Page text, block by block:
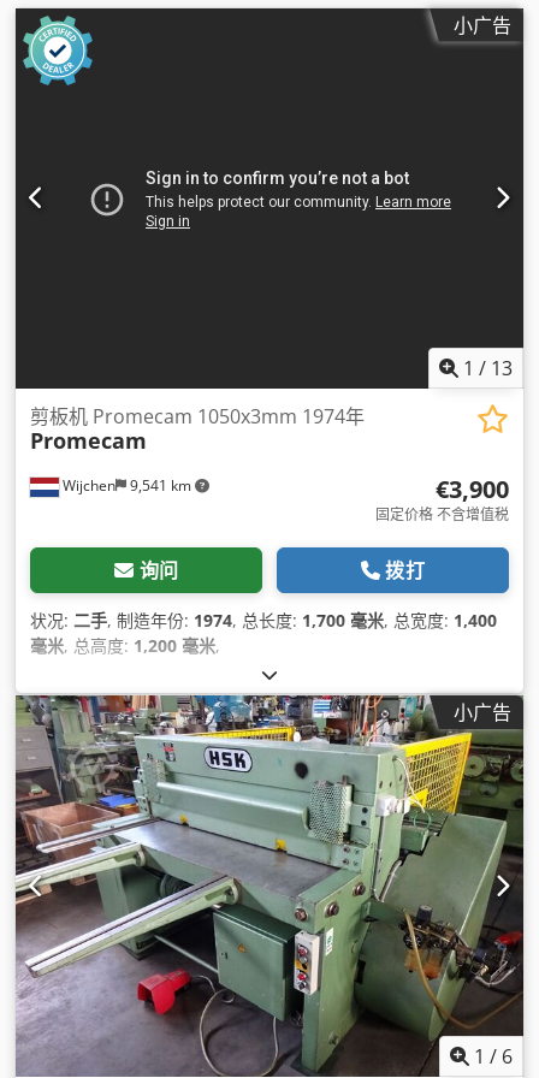
小广告
1 / 13
Wijchen 9,541 km
剪板机 Promecam 1050x3mm 1974年
Promecam
€3,900
固定价格 不含增值税
询问 拨打
状况: 二手, 制造年份: 1974, 总长度: 1,700 毫米, 总宽度: 1,400
毫米, 总高度: 1,200 毫米,
小广告
1 / 6